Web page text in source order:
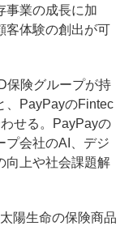
事業の成長に加
客体験の創出が可
保険グループが持
、PayPayのFintec
せる。PayPayの
プ会社のAI、デジ
向上や社会課題解
陽生命の保険商品